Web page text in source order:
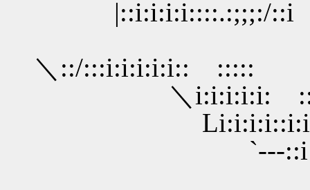
|::i:i:i:i::::.:;;;:/::i
＼::/:::i:i:i:i:i::
＼i:i:i:i:i: :::
Li:i:i:i::i:i: ::::
`---